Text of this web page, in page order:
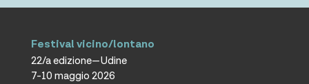
Festival vicino/lontano
22/a edizione—Udine
7-10 maggio 2026